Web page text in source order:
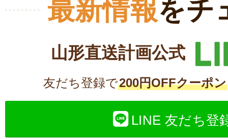
最新情報をチ
山形直送計画公式
友だち登録で200円OFFクーポン
LINE 友だち登